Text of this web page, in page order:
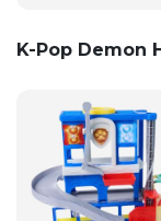
K-Pop Demon